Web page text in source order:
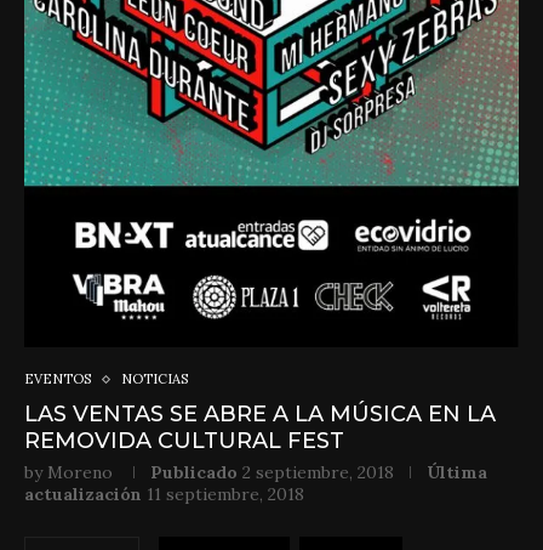
EVENTOS NOTICIAS
LAS VENTAS SE ABRE A LA MÚSICA EN LA
REMOVIDA CULTURAL FEST
by Moreno Publicado 2 septiembre, 2018
Última
actualización 11 septiembre, 2018